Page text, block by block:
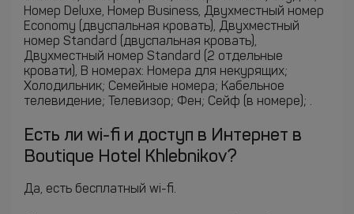
Номер Deluxe, Номер Business, Двухместный номер
Economy (двуспальная кровать), Двухместный
номер Standard (двуспальная кровать),
Двухместный номер Standard (2 отдельные
кровати), В номерах: Номера для некурящих;
Холодильник; Семейные номера; Кабельное
телевидение; Телевизор; Фен; Сейф (в номере); .
Есть ли wi-fi и доступ в Интернет в
Boutique Hotel Khlebnikov?
Да, есть бесплатный wi-fi.